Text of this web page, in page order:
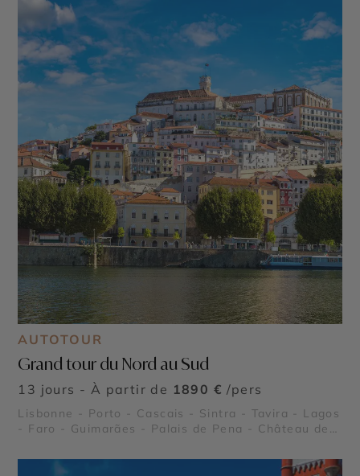
AUTOTOUR
Grand tour du Nord au Sud
13 jours - À partir de 1890 € /pers
Lisbonne - Porto - Cascais - Sintra - Tavira - Lagos
- Faro - Guimarães - Palais de Pena - Château de
Serra da Estrela - Cabo da Roca - Tour de Belém -